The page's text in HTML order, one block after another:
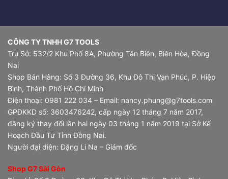
CÔNG TY TNHH G7 TOOLS
Trụ Sở: 532/2 Khu Phố 8A, Phường Tân Biên, Biên Hòa, Đồng
Nai
Shop Bán Hàng: Số 3 Đường 36, Khu Đô Thị Vạn Phúc, P. Hiệp
Bình, Thành Phố Hồ Chí Minh
Điện thoại: 0981 222 034 – Email: nancy.phung@g7tools.com
GPĐKKD số: 3603476242, cấp ngày 12 tháng 7 năm 2017,
đăng ký thay đổi lần hai ngày 03 tháng 1 năm 2019 tại Sở Kế
Hoạch Đầu Tư Tỉnh Đồng Nai.
Người đại diện: Đặng Li Na – Giám đốc
Shop G7 Sài Gòn